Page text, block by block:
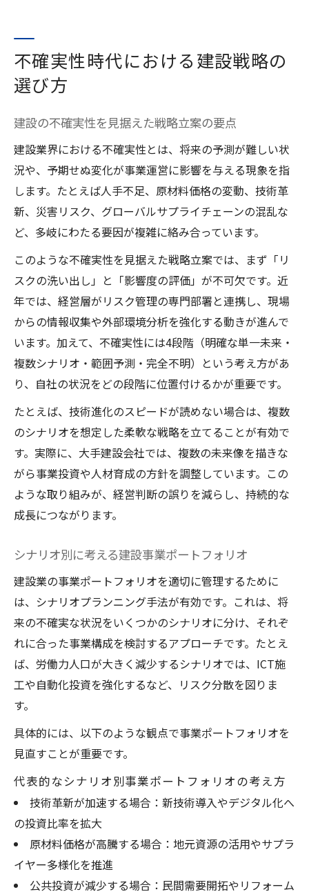
不確実性時代における建設戦略の
選び方
建設の不確実性を見据えた戦略立案の要点
建設業界における不確実性とは、将来の予測が難しい状
況や、予期せぬ変化が事業運営に影響を与える現象を指
します。たとえば人手不足、原材料価格の変動、技術革
新、災害リスク、グローバルサプライチェーンの混乱な
ど、多岐にわたる要因が複雑に絡み合っています。
このような不確実性を見据えた戦略立案では、まず「リ
スクの洗い出し」と「影響度の評価」が不可欠です。近
年では、経営層がリスク管理の専門部署と連携し、現場
からの情報収集や外部環境分析を強化する動きが進んで
います。加えて、不確実性には4段階（明確な単一未来・
複数シナリオ・範囲予測・完全不明）という考え方があ
り、自社の状況をどの段階に位置付けるかが重要です。
たとえば、技術進化のスピードが読めない場合は、複数
のシナリオを想定した柔軟な戦略を立てることが有効で
す。実際に、大手建設会社では、複数の未来像を描きな
がら事業投資や人材育成の方針を調整しています。この
ような取り組みが、経営判断の誤りを減らし、持続的な
成長につながります。
シナリオ別に考える建設事業ポートフォリオ
建設業の事業ポートフォリオを適切に管理するために
は、シナリオプランニング手法が有効です。これは、将
来の不確実な状況をいくつかのシナリオに分け、それぞ
れに合った事業構成を検討するアプローチです。たとえ
ば、労働力人口が大きく減少するシナリオでは、ICT施
工や自動化投資を強化するなど、リスク分散を図りま
す。
具体的には、以下のような観点で事業ポートフォリオを
見直すことが重要です。
代表的なシナリオ別事業ポートフォリオの考え方
技術革新が加速する場合：新技術導入やデジタル化へ
の投資比率を拡大
原材料価格が高騰する場合：地元資源の活用やサプラ
イヤー多様化を推進
公共投資が減少する場合：民間需要開拓やリフォーム